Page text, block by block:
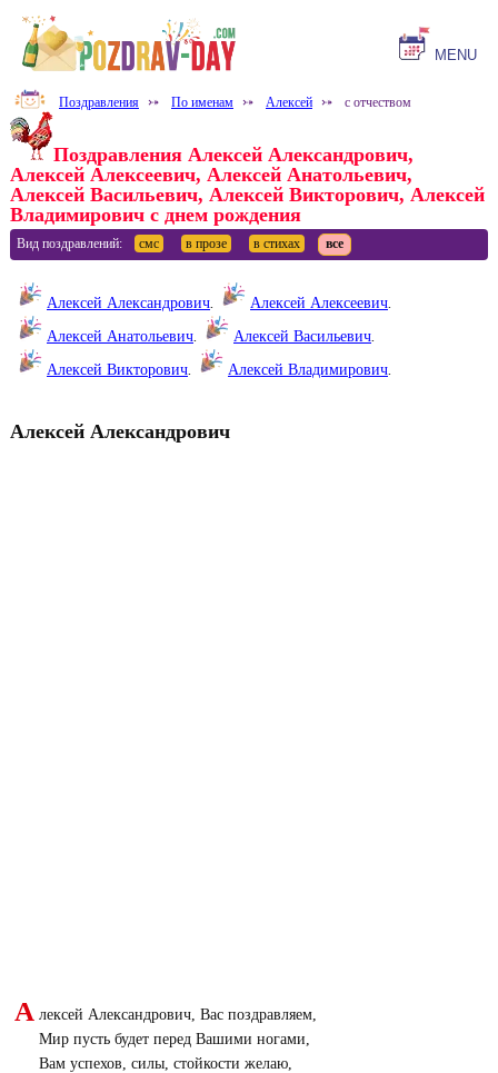
MENU
Поздравления ⤐ По именам ⤐ Алексей ⤐ с отчеством
Поздравления Алексей Александрович,
Алексей Алексеевич, Алексей Анатольевич,
Алексей Васильевич, Алексей Викторович, Алексей
Владимирович с днем рождения
Вид поздравлений: смс в прозе в стихах все
Алексей Александрович. Алексей Алексеевич.
Алексей Анатольевич. Алексей Васильевич.
Алексей Викторович. Алексей Владимирович.
Алексей Александрович
А лексей Александрович, Вас поздравляем,
Мир пусть будет перед Вашими ногами,
Вам успехов, силы, стойкости желаю,